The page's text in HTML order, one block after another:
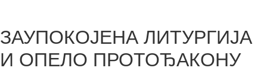
ЗАУПОКОЈЕНА ЛИТУРГИЈА
И ОПЕЛО ПРОТОЂАКОНУ